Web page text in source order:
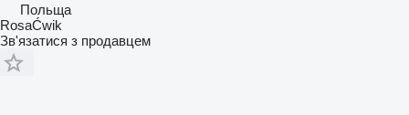
Польща
RosaĆwik
Зв'язатися з продавцем